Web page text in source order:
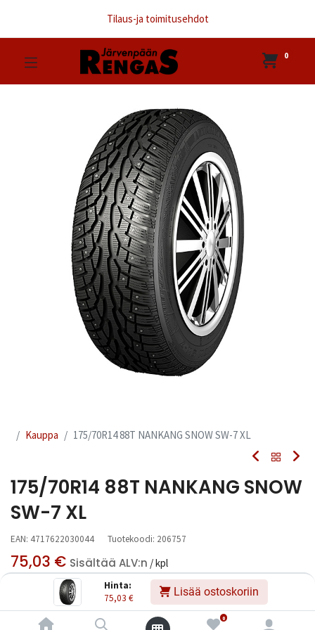
Hinta:
75,03 € Lisää ostoskoriin
0
Tilaus-ja toimitusehdot
0
Kauppa 175/70R14 88T NANKANG SNOW SW-7 XL
175/70R14 88T NANKANG SNOW
SW-7 XL
EAN: 4717622030044 Tuotekoodi: 206757
75,03 € Sisältää ALV:n / kpl
Toimittajilla (kotimaa):
Saatavilla
Toimitusaika:
3 arkipäivää